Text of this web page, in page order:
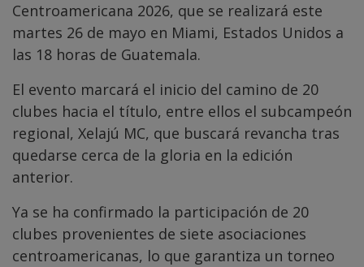
Centroamericana 2026, que se realizará este
martes 26 de mayo en Miami, Estados Unidos a
las 18 horas de Guatemala.
El evento marcará el inicio del camino de 20
clubes hacia el título, entre ellos el subcampeón
regional, Xelajú MC, que buscará revancha tras
quedarse cerca de la gloria en la edición
anterior.
Ya se ha confirmado la participación de 20
clubes provenientes de siete asociaciones
centroamericanas, lo que garantiza un torneo